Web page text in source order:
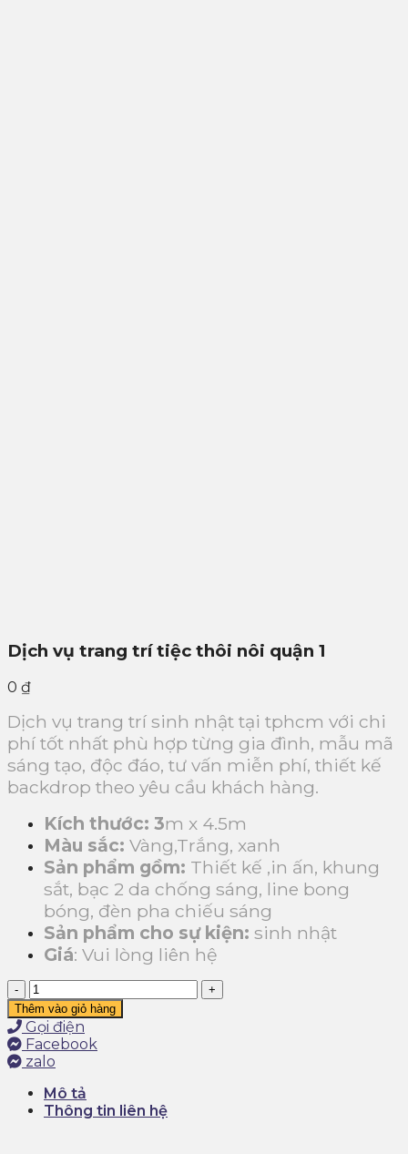
Dịch vụ trang trí tiệc thôi nôi quận 1
0 ₫
Dịch vụ trang trí sinh nhật tại tphcm với chi
phí tốt nhất phù hợp từng gia đình, mẫu mã
sáng tạo, độc đáo, tư vấn miễn phí, thiết kế
backdrop theo yêu cầu khách hàng.
Kích thước: 3m x 4.5m
Màu sắc: Vàng,Trắng, xanh
Sản phẩm gồm: Thiết kế ,in ấn, khung
sắt, bạc 2 da chống sáng, line bong
bóng, đèn pha chiếu sáng
Sản phẩm cho sự kiện: sinh nhật
Giá: Vui lòng liên hệ
Dịch
vụ
trang
trí
tiệc
thôi
nôi
quận
Thêm vào giỏ hàng
Gọi điện
Facebook
zalo
Mô tả
Thông tin liên hệ